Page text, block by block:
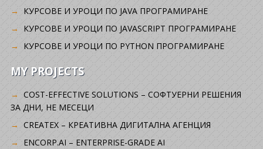
КУРСОВЕ И УРОЦИ ПО JAVA ПРОГРАМИРАНЕ
КУРСОВЕ И УРОЦИ ПО JAVASCRIPT ПРОГРАМИРАНЕ
КУРСОВЕ И УРОЦИ ПО PYTHON ПРОГРАМИРАНЕ
MY PROJECTS
COST-EFFECTIVE SOLUTIONS – СОФТУЕРНИ РЕШЕНИЯ
ЗА ДНИ, НЕ МЕСЕЦИ
CREATEX – КРЕАТИВНА ДИГИТАЛНА АГЕНЦИЯ
ENCORP.AI – ENTERPRISE-GRADE AI